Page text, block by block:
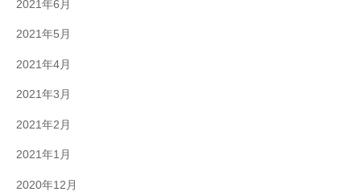
2021年6月
2021年5月
2021年4月
2021年3月
2021年2月
2021年1月
2020年12月